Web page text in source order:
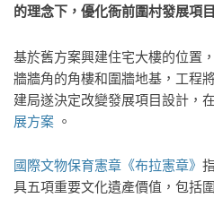
的理念下，優化衙前圍村發展項
基於舊方案興建住宅大樓的位置
牆牆角的角樓和圍牆地基，工程
建局遂決定改變發展項目設計，
展方案 。
國際文物保育憲章《布拉憲章》
具五項重要文化遺產價值，包括